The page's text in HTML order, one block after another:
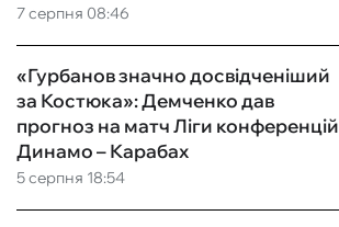
7 серпня 08:46
5 серпня 18:54
«Гурбанов значно досвідченіший
за Костюка»: Демченко дав
прогноз на матч Ліги конференцій
Динамо – Карабах